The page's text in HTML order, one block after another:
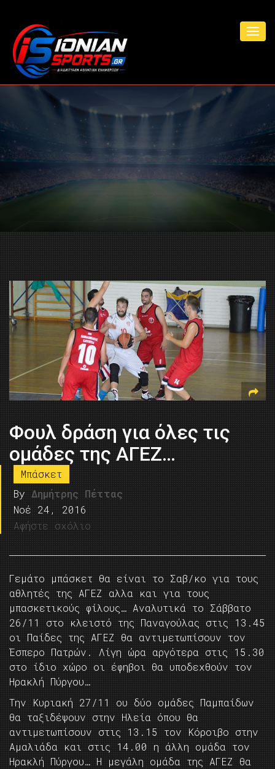
Φουλ δράση για όλες τις
ομάδες της ΑΓΕΖ…
Μπάσκετ
By Δημήτρης Πέττας
Νοέ 24, 2016
Αφήστε σχόλιο
Γεμάτο μπάσκετ θα είναι το Σαβ/κο για τους
αθλητές της ΑΓΕΖ αλλα και για τους
μπασκετικούς φίλους… Αναλυτικά το Σάββατο
26/11 στο κλειστό της Παναγούλας στις 13.45
οι Παίδες της ΑΓΕΖ θα αντιμετωπίσουν τον
Έσπερο Πατρών. Λίγη ώρα αργότερα στις 15.30
στο ίδιο χώρο οι έφηβοι θα υποδεχθούν τον
Ηρακλή Πύργου…
Την Κυριακή 27/11 ου δύο ομάδες Παμπαίδων
θα ταξιδέψουν στην Ηλεία όπου θα
αντιμετωπίσουν στις 13.15 τον Κόροιβο στην
Αμαλιάδα και στις 14.00 η άλλη ομάδα τον
Ηρακλή Πύργου… Η μεγάλη ομάδα της ΑΓΕΖ θα